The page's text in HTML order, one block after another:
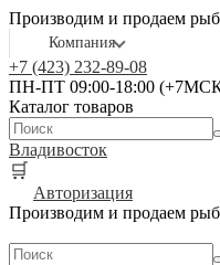
Производим и продаем
Компания
+7 (423) 232-89-08
ПН-ПТ 09:00-18:00
Каталог товаров
Владивосток
🛒
Авторизация
Производим и продаем